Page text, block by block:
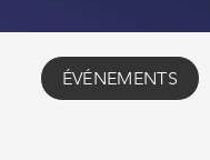
ÉVÉNEMENTS